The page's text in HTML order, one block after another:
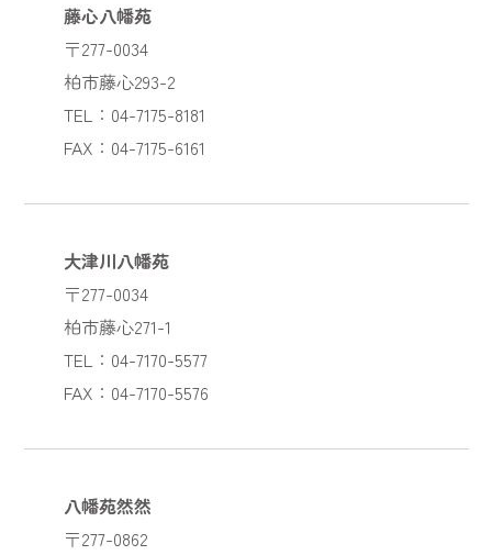
藤心八幡苑
〒277-0034
柏市藤心293-2
TEL：04-7175-8181
FAX：04-7175-6161
大津川八幡苑
〒277-0034
柏市藤心271-1
TEL：04-7170-5577
FAX：04-7170-5576
八幡苑然然
〒277-0862